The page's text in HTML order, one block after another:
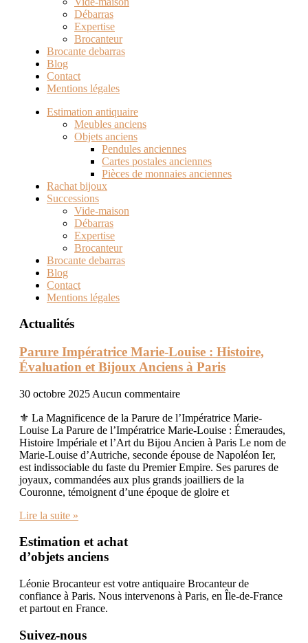
Débarras
Expertise
Brocanteur
Brocante debarras
Blog
Contact
Mentions légales
Estimation antiquaire
Meubles anciens
Objets anciens
Pendules anciennes
Cartes postales anciennes
Pièces de monnaies anciennes
Rachat bijoux
Successions
Vide-maison
Débarras
Expertise
Brocanteur
Brocante debarras
Blog
Contact
Mentions légales
Actualités
Parure Impératrice Marie-Louise : Histoire,
Évaluation et Bijoux Anciens à Paris
30 octobre 2025 Aucun commentaire
⚜️ La Magnificence de la Parure de l’Impératrice Marie-
Louise La Parure de l’Impératrice Marie-Louise : Émeraudes,
Histoire Impériale et l’Art du Bijou Ancien à Paris Le nom de
Marie-Louise d’Autriche, seconde épouse de Napoléon Ier,
est indissociable du faste du Premier Empire. Ses parures de
joyaux, commandées aux plus grands joailliers de la
Couronne, témoignent d’une époque de gloire et
Lire la suite »
Estimation et achat
d’objets anciens
Léonie Brocanteur est votre antiquaire Brocanteur de
confiance à Paris. Nous intervenons à Paris, en Île-de-France
et partout en France.
Suivez-nous